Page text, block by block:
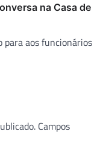
na Casa de
para aos funcionários
Campos